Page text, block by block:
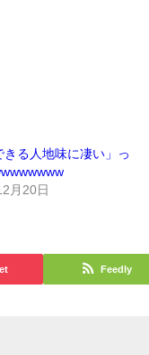
きる人地味に凄い」っ
月20日
Feedly